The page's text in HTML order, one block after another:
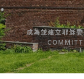
成為並建立耶穌